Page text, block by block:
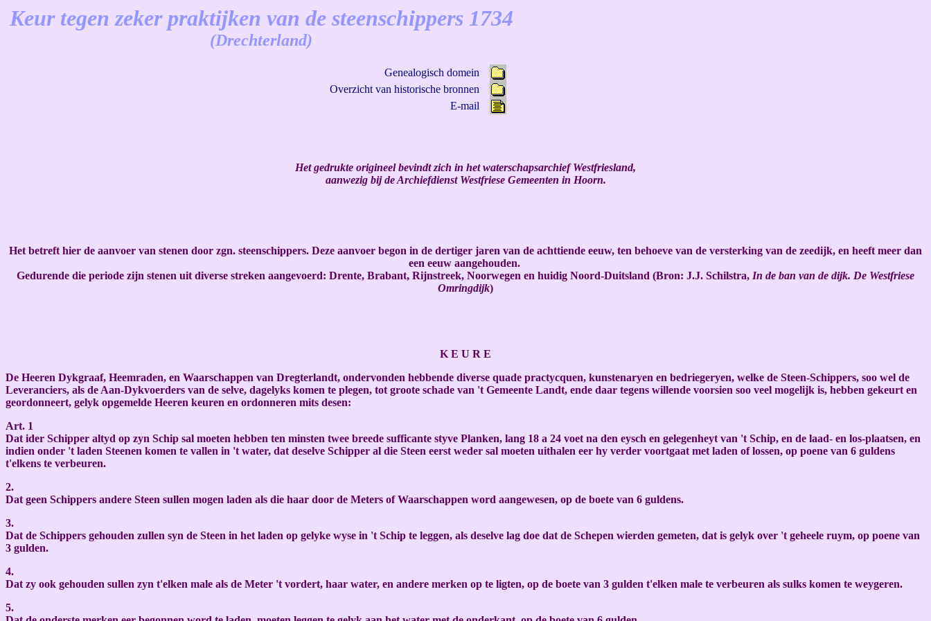
Keur tegen zeker praktijken van de steenschippers 1734
(Drechterland)
Genealogisch domein
Overzicht van historische bronnen
E-mail
Het gedrukte origineel bevindt zich in het waterschapsarchief Westfriesland,
aanwezig bij de Archiefdienst Westfriese Gemeenten in Hoorn.
Het betreft hier de aanvoer van stenen door zgn. steenschippers. Deze aanvoer begon in de dertiger jaren van de achttiende eeuw, ten behoeve van de versterking van de zeedijk, en heeft meer dan
een eeuw aangehouden.
Gedurende die periode zijn stenen uit diverse streken aangevoerd: Drente, Brabant, Rijnstreek, Noorwegen en huidig Noord-Duitsland (Bron: J.J. Schilstra, In de ban van de dijk. De Westfriese
Omringdijk)
K E U R E
De Heeren Dykgraaf, Heemraden, en Waarschappen van Dregterlandt, ondervonden hebbende diverse quade practycquen, kunstenaryen en bedriegeryen, welke de Steen-Schippers, soo wel de
Leveranciers, als de Aan-Dykvoerders van de selve, dagelyks komen te plegen, tot groote schade van 't Gemeente Landt, ende daar tegens willende voorsien soo veel mogelijk is, hebben gekeurt en
geordonneert, gelyk opgemelde Heeren keuren en ordonneren mits desen:
Art. 1
Dat ider Schipper altyd op zyn Schip sal moeten hebben ten minsten twee breede sufficante styve Planken, lang 18 a 24 voet na den eysch en gelegenheyt van 't Schip, en de laad- en los-plaatsen, en
indien onder 't laden Steenen komen te vallen in 't water, dat deselve Schipper al die Steen eerst weder sal moeten uithalen eer hy verder voortgaat met laden of lossen, op poene van 6 guldens
t'elkens te verbeuren.
2.
Dat geen Schippers andere Steen sullen mogen laden als die haar door de Meters of Waarschappen word aangewesen, op de boete van 6 guldens.
3.
Dat de Schippers gehouden zullen syn de Steen in het laden op gelyke wyse in 't Schip te leggen, als deselve lag doe dat de Schepen wierden gemeten, dat is gelyk over 't geheele ruym, op poene van
3 gulden.
4.
Dat zy ook gehouden sullen zyn t'elken male als de Meter 't vordert, haar water, en andere merken op te ligten, op de boete van 3 gulden t'elken male te verbeuren als sulks komen te weygeren.
5.